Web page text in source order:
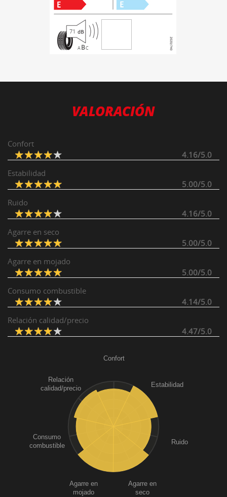
71
A BC
VALORACIÓN
Confort
4.16/5.0
Estabilidad
5.00/5.0
Ruido
4.16/5.0
Agarre en seco
5.00/5.0
Agarre en mojado
5.00/5.0
Consumo combustible
4.14/5.0
Relación calidad/precio
4.47/5.0
Confort
Estabilidad
Ruido
Agarre en
seco
Agarre en
mojado
Consumo
combustible
Relación
calidad/precio